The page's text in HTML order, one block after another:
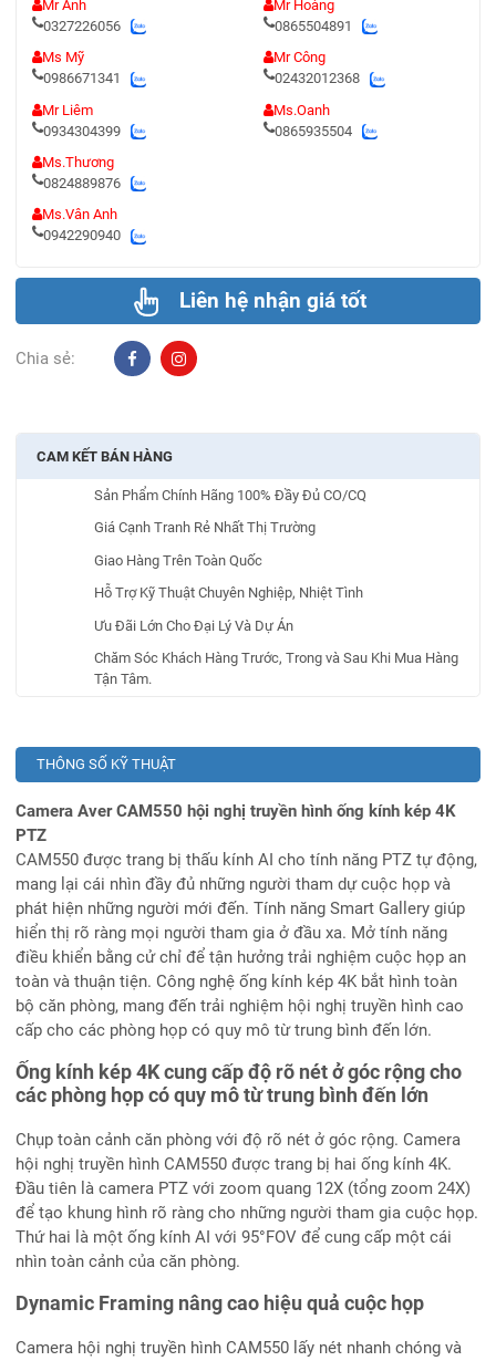
Mr Ánh
0327226056
Ms Mỹ
0986671341
Mr Liêm
0934304399
Ms.Thương
0824889876
Ms.Vân Anh
0942290940
Mr Hoàng
0865504891
Mr Công
02432012368
Ms.Oanh
0865935504
Liên hệ nhận giá tốt
Chia sẻ:
CAM KẾT BÁN HÀNG
Sản Phẩm Chính Hãng 100% Đầy Đủ CO/CQ
Giá Cạnh Tranh Rẻ Nhất Thị Trường
Giao Hàng Trên Toàn Quốc
Hỗ Trợ Kỹ Thuật Chuyên Nghiệp, Nhiệt Tình
Ưu Đãi Lớn Cho Đại Lý Và Dự Án
Chăm Sóc Khách Hàng Trước, Trong và Sau Khi Mua Hàng
Tận Tâm.
THÔNG SỐ KỸ THUẬT
Camera Aver CAM550 hội nghị truyền hình ống kính kép 4K
PTZ
CAM550 được trang bị thấu kính AI cho tính năng PTZ tự động,
mang lại cái nhìn đầy đủ những người tham dự cuộc họp và
phát hiện những người mới đến. Tính năng Smart Gallery giúp
hiển thị rõ ràng mọi người tham gia ở đầu xa. Mở tính năng
điều khiển bằng cử chỉ để tận hưởng trải nghiệm cuộc họp an
toàn và thuận tiện. Công nghệ ống kính kép 4K bắt hình toàn
bộ căn phòng, mang đến trải nghiệm hội nghị truyền hình cao
cấp cho các phòng họp có quy mô từ trung bình đến lớn.
Ống kính kép 4K cung cấp độ rõ nét ở góc rộng cho
các phòng họp có quy mô từ trung bình đến lớn
Chụp toàn cảnh căn phòng với độ rõ nét ở góc rộng. Camera
hội nghị truyền hình CAM550 được trang bị hai ống kính 4K.
Đầu tiên là camera PTZ với zoom quang 12X (tổng zoom 24X)
để tạo khung hình rõ ràng cho những người tham gia cuộc họp.
Thứ hai là một ống kính AI với 95°FOV để cung cấp một cái
nhìn toàn cảnh của căn phòng.
Dynamic Framing nâng cao hiệu quả cuộc họp
Camera hội nghị truyền hình CAM550 lấy nét nhanh chóng và